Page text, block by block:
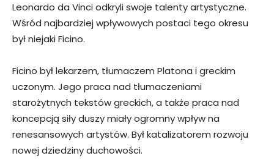
Leonardo da Vinci odkryli swoje talenty artystyczne.
Wśród najbardziej wpływowych postaci tego okresu
był niejaki Ficino.
Ficino był lekarzem, tłumaczem Platona i greckim
uczonym. Jego praca nad tłumaczeniami
starożytnych tekstów greckich, a także praca nad
koncepcją siły duszy miały ogromny wpływ na
renesansowych artystów. Był katalizatorem rozwoju
nowej dziedziny duchowości.